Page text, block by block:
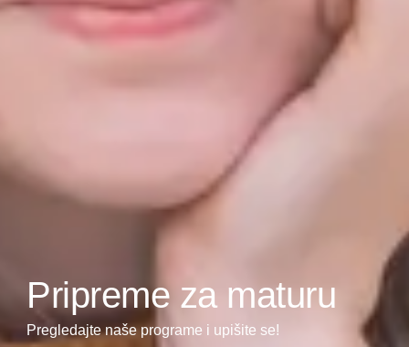
Pripreme za maturu
Pregledajte naše programe i upišite se!